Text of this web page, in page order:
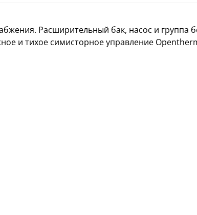
Расширительный бак, насос и группа
и тихое симисторное управление